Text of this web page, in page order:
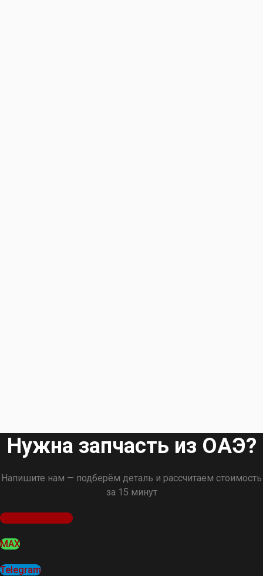
Нужна запчасть из ОАЭ?
Напишите нам — подберём деталь и рассчитаем стоимость
за 15 минут
Оставить заявку
MAX
Telegram